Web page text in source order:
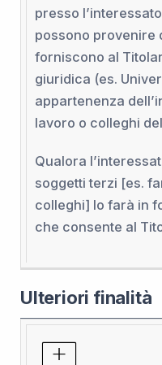
presso
possono provenire
forniscono al
giuridica (es.
appartenenza
lavoro o colleghi
Qualora
soggetti terzi [es.
colleghi] lo farà in
che consente al
Ulteriori finalità